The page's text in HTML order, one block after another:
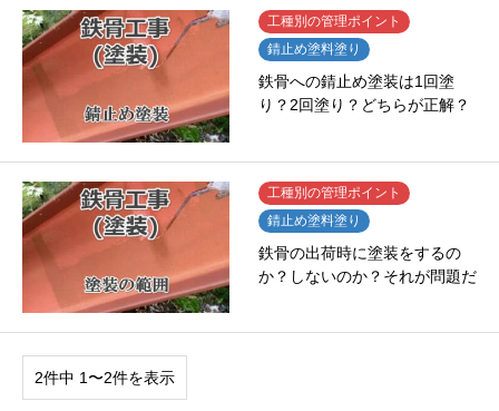
工種別の管理ポイント
錆止め塗料塗り
鉄骨への錆止め塗装は1回塗
り？2回塗り？どちらが正解？
工種別の管理ポイント
錆止め塗料塗り
鉄骨の出荷時に塗装をするの
か？しないのか？それが問題だ
2件中 1〜2件を表示